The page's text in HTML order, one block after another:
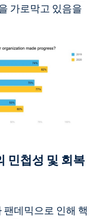
가로막고 있음을
민첩성 및 회복
데믹으로 인해 핵